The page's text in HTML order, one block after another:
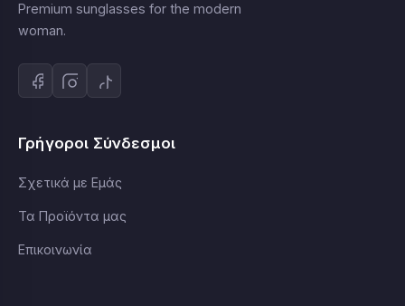
Premium sunglasses for the modern
woman.
Γρήγοροι Σύνδεσμοι
Σχετικά με Εμάς
Τα Προϊόντα μας
Επικοινωνία